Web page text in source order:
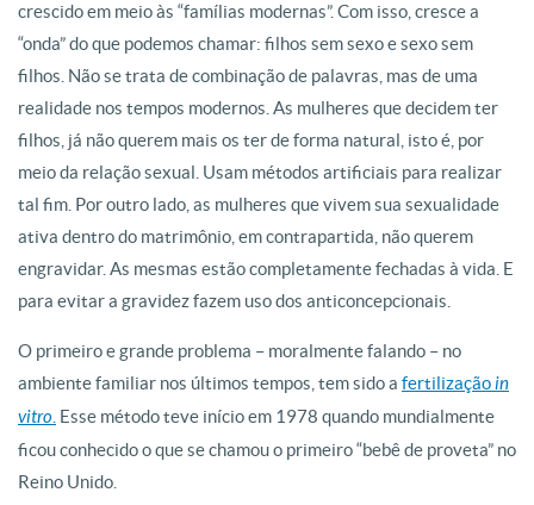
crescido em meio às “famílias modernas”. Com isso, cresce a
“onda” do que podemos chamar: filhos sem sexo e sexo sem
filhos. Não se trata de combinação de palavras, mas de uma
realidade nos tempos modernos. As mulheres que decidem ter
filhos, já não querem mais os ter de forma natural, isto é, por
meio da relação sexual. Usam métodos artificiais para realizar
tal fim. Por outro lado, as mulheres que vivem sua sexualidade
ativa dentro do matrimônio, em contrapartida, não querem
engravidar. As mesmas estão completamente fechadas à vida. E
para evitar a gravidez fazem uso dos anticoncepcionais.
O primeiro e grande problema – moralmente falando – no
ambiente familiar nos últimos tempos, tem sido a fertilizaçãoin
vitro Esse método teve início em 1978 quando mundialmente
ficou conhecido o que se chamou o primeiro “bebê de proveta” no
Reino Unido.